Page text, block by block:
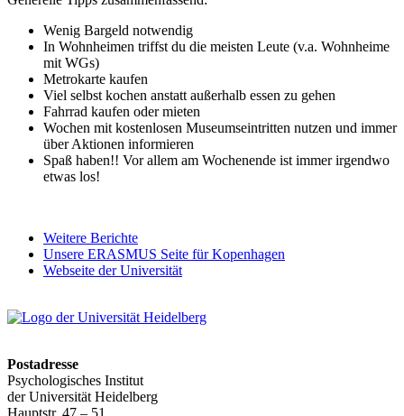
Wenig Bargeld notwendig
In Wohnheimen triffst du die meisten Leute (v.a. Wohnheime
mit WGs)
Metrokarte kaufen
Viel selbst kochen anstatt außerhalb essen zu gehen
Fahrrad kaufen oder mieten
Wochen mit kostenlosen Museumseintritten nutzen und immer
über Aktionen informieren
Spaß haben!! Vor allem am Wochenende ist immer irgendwo
etwas los!
Weitere Berichte
Unsere ERASMUS Seite für Kopenhagen
Webseite der Universität
Postadresse
Psychologisches Institut
der Universität Heidelberg